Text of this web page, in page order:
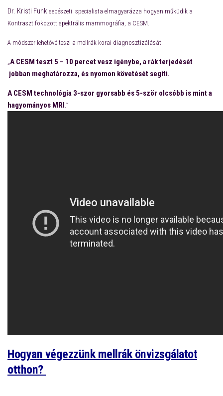
Dr. Kristi Funk sebészeti specialista elmagyarázza hogyan műküdik a
Kontraszt fokozott spektrális mammográfia, a CESM.
A módszer lehetővé teszi a mellrák korai diagnosztizálását.
„A CESM teszt 5 – 10 percet vesz igénybe, a rák terjedését
jobban meghatározza, és nyomon követését segíti.
A CESM technológia 3-szor gyorsabb és 5-ször olcsóbb is mint a
hagyományos MRI.”
Hogyan végezzünk mellrák önvizsgálatot
otthon?